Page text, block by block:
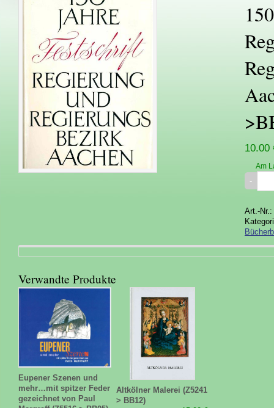
10.00
Am
Art.-Nr.:
Verwandte Produkte
Eupener Szenen und
mehr…mit spitzer Feder
gezeichnet von Paul
Altkölner Malerei (Z5241
> BB12)